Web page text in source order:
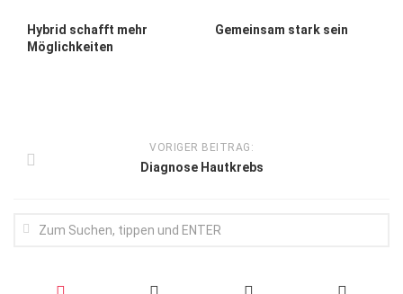
Forum Gesundheit
Kampf gegen Krebs
Lebensart
Hybrid schafft mehr
Möglichkeiten
Gemeinsam stark sein
VORIGER BEITRAG:
Diagnose Hautkrebs